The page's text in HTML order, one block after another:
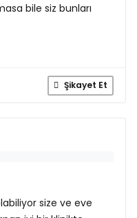
bile siz bunları
Şikayet Et
size ve eve